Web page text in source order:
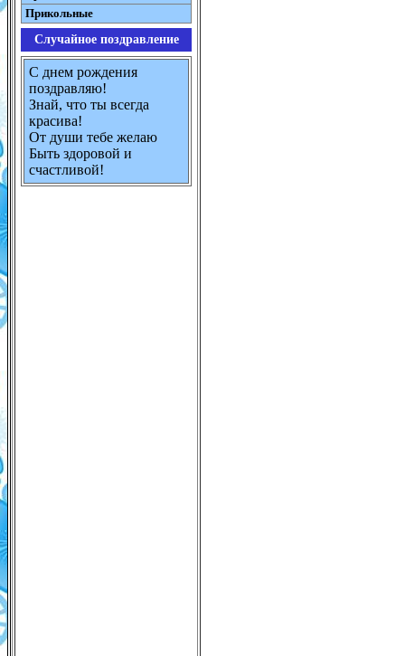
Прикольные
Случайное поздравление
С днем рождения
поздравляю!
Знай, что ты всегда
красива!
От души тебе желаю
Быть здоровой и
счастливой!